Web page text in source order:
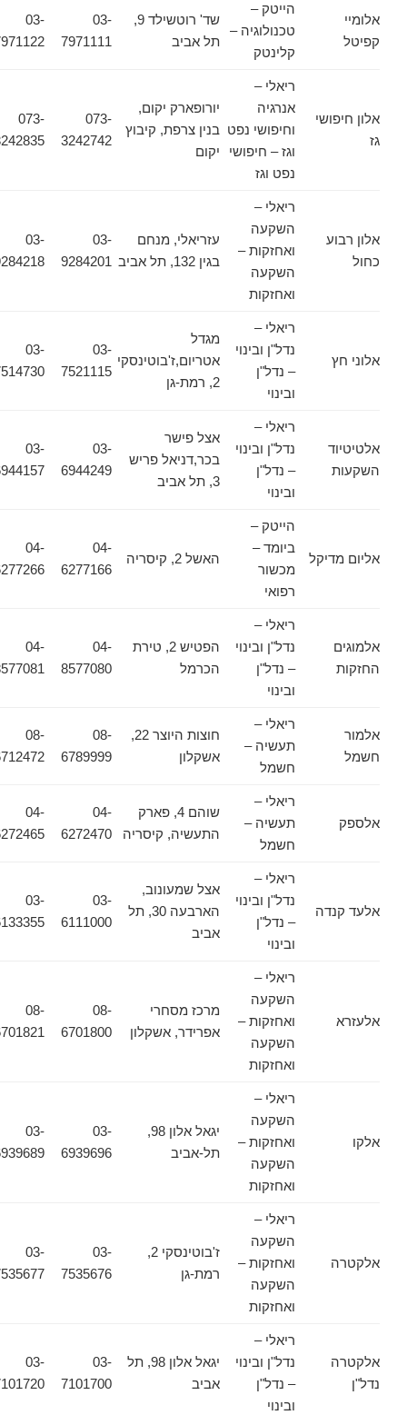
אלומיי
קפיטל
הייטק –
טכנולוגיה –
קלינטק
שד' רוטשילד 9,
תל אביב
03-
7971111
03-
7971122
אלון חיפושי
ריאלי –
אנרגיה
וחיפושי נפט
וגז – חיפושי
נפט וגז
יורופארק יקום,
בנין צרפת, קיבוץ
יקום
073-
3242742
073-
3242835
אלון רבוע
כחול
ריאלי –
השקעה
ואחזקות –
השקעה
ואחזקות
עזריאלי, מנחם
בגין 132, תל אביב
03-
9284201
03-
9284218
אלוני חץ
ריאלי –
נדל"ן ובינוי
– נדל"ן
ובינוי
מגדל
אטריום,ז'בוטינסקי
03-
7521115
03-
7514730
אלטיטיוד
השקעות
ריאלי –
נדל"ן ובינוי
– נדל"ן
ובינוי
אצל פישר
בכר,דניאל פריש
03-
6944249
03-
6944157
אליום מדיקל
הייטק –
ביומד –
מכשור
רפואי
האשל 2, קיסריה
04-
6277166
04-
6277266
אלמוגים
החזקות
ריאלי –
נדל"ן ובינוי
– נדל"ן
ובינוי
הפטיש 2, טירת
הכרמל
04-
8577080
04-
8577081
אלמור
חשמל
ריאלי –
תעשיה –
חשמל
חוצות היוצר 22,
אשקלון
08-
6789999
08-
6712472
אלספק
ריאלי –
תעשיה –
חשמל
שוהם 4, פארק
התעשיה, קיסריה
04-
6272470
04-
6272465
אלעד קנדה
ריאלי –
נדל"ן ובינוי
– נדל"ן
ובינוי
אצל שמעונוב,
הארבעה 30, תל
אביב
03-
6111000
03-
6133355
אלעזרא
ריאלי –
השקעה
ואחזקות –
השקעה
ואחזקות
מרכז מסחרי
אפרידר, אשקלון
08-
6701800
08-
6701821
אלקו
ריאלי –
השקעה
ואחזקות –
השקעה
ואחזקות
יגאל אלון 98,
תל-אביב
03-
6939696
03-
6939689
אלקטרה
ריאלי –
השקעה
ואחזקות –
השקעה
ואחזקות
ז'בוטינסקי 2,
רמת-גן
03-
7535676
03-
7535677
אלקטרה
נדל"ן
ריאלי –
נדל"ן ובינוי
– נדל"ן
ובינוי
יגאל אלון 98, תל
אביב
03-
7101700
03-
7101720